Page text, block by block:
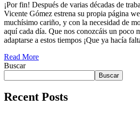
¡Por fin! Después de varias décadas de
Vicente Gómez estrena su propia página
muchísimo cariño, y con la necesidad de
aquí cada día. Que nos conozcáis un poco
adaptarse a estos tiempos ¡Que ya hacía
Read More
Buscar
Buscar
Recent Posts